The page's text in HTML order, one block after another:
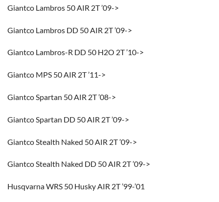
Giantco Lambros 50 AIR 2T ’09->
Giantco Lambros DD 50 AIR 2T ’09->
Giantco Lambros-R DD 50 H2O 2T ’10->
Giantco MPS 50 AIR 2T ’11->
Giantco Spartan 50 AIR 2T ’08->
Giantco Spartan DD 50 AIR 2T ’09->
Giantco Stealth Naked 50 AIR 2T ’09->
Giantco Stealth Naked DD 50 AIR 2T ’09->
Husqvarna WRS 50 Husky AIR 2T ’99-’01